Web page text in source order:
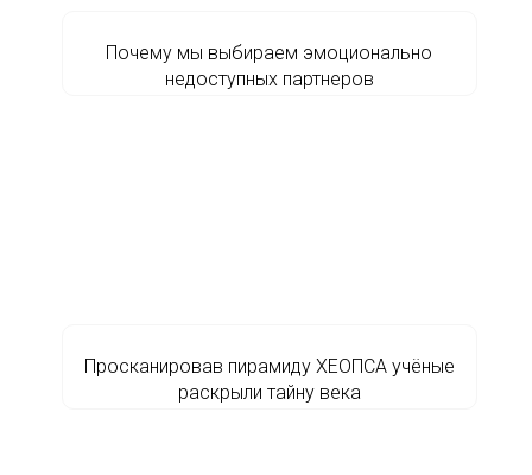
Почему мы выбираем эмоционально
недоступных партнеров
Просканировав пирамиду ХЕОПСА учёные
раскрыли тайну века